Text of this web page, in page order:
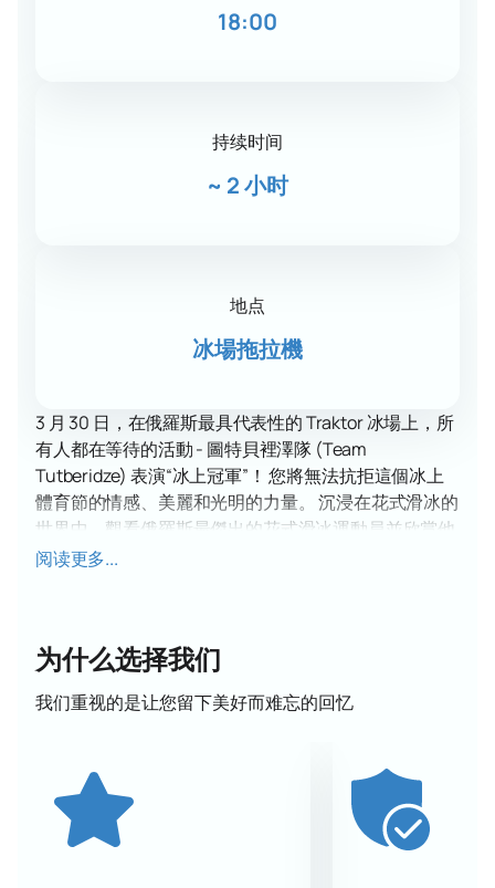
18:00
持续时间
~ 2 小时
地点
冰場拖拉機
3 月 30 日，在俄羅斯最具代表性的 Traktor 冰場上，所
有人都在等待的活動 - 圖特貝裡澤隊 (Team
Tutberidze) 表演“冰上冠軍”！ 您將無法抗拒這個冰上
體育節的情感、美麗和光明的力量。 沉浸在花式滑冰的
世界中，觀看俄羅斯最傑出的花式滑冰運動員並欣賞他
們獨特的表演的多樣性。
撼人心，帶給您難忘的體驗和愉悅。
Tutberidze 團隊表演“冰上冠軍” 是情感與卓越技術的共
生。 雄偉的跳躍、冰上脆弱而又堅強的形象、真誠和表
好準備，今晚在拖拉機競技場 你會記得很長一段時間。
購買圖特貝裡澤隊表演門票
史的一部分並感覺像一個真正的冠軍。 只需訪問我們的
網站，選擇適合您的地點，並從最好的運動員和教練的
阅读更多...
为什么选择我们
我们重视的是让您留下美好而难忘的回忆